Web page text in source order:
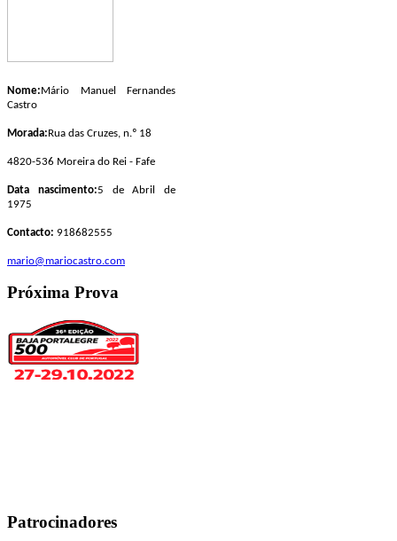
Nome:Mário Manuel Fernandes
Castro
Morada:Rua das Cruzes, n.º 18
4820-536 Moreira do Rei - Fafe
Data nascimento:5 de Abril de
1975
Contacto: 918682555
mario@mariocastro.com
Próxima Prova
Patrocinadores